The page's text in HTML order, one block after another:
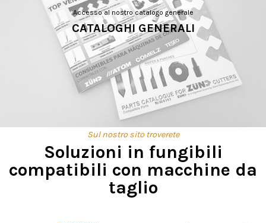
Accesso al nostro catalogo generale
CATALOGHI GENERALI
Sul nostro sito troverete
Soluzioni in fungibili
compatibili con macchine da
taglio